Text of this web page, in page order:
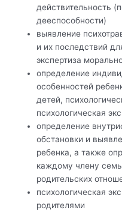
действительность
дееспособности)
выявление
и их последствий
экспертиза
определение
особенностей
детей,
психологическая
определение
обстановки и
ребенка, а также
каждому члену
родительских
психологическая
родителями